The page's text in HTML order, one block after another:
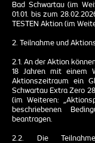
Bad Schwartau (im
01.01. bis zum
TESTEN Aktion (im
2. Teilnahme und
2.1. An der Aktion
18 Jahren mit einem
Aktionszeitraum ein
Schwartau Extra Zero
(im Weiteren:
beschriebenen
beantragen.
2.2. Die